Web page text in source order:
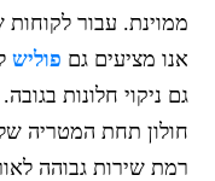
ממוינת. עבור לקוחות
אנו מציעים גם פוליש
גם ניקוי חלונות
חולון תחת המטריה
רמת שירות גבוהה